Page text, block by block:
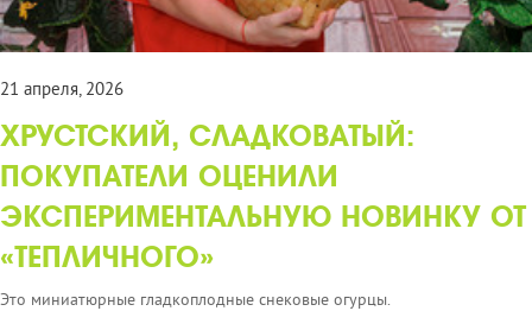
21 апреля, 2026
ХРУСТСКИЙ, СЛАДКОВАТЫЙ:
ПОКУПАТЕЛИ ОЦЕНИЛИ
ЭКСПЕРИМЕНТАЛЬНУЮ НОВИНКУ ОТ
«ТЕПЛИЧНОГО»
Это миниатюрные гладкоплодные снековые огурцы.